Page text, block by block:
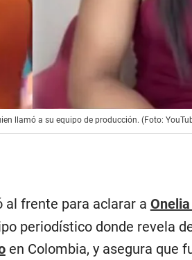
llamó a su equipo de producción. (Foto:
al frente para aclarar a
periodístico donde revela
en Colombia, y asegura que